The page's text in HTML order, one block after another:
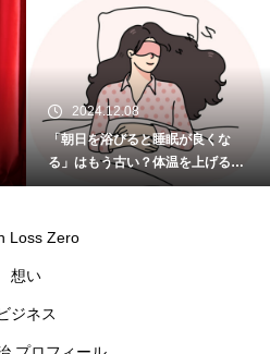
2024.12.08
「朝日を浴びると睡眠が良くな
る」はもう古い？体温を上げるこ
とが重要
Loss Zero
想い
ジネス